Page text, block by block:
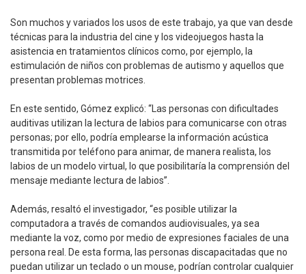
Son muchos y variados los usos de este trabajo, ya que van desde
técnicas para la industria del cine y los videojuegos hasta la
asistencia en tratamientos clínicos como, por ejemplo, la
estimulación de niños con problemas de autismo y aquellos que
presentan problemas motrices.
En este sentido, Gómez explicó: “Las personas con dificultades
auditivas utilizan la lectura de labios para comunicarse con otras
personas; por ello, podría emplearse la información acústica
transmitida por teléfono para animar, de manera realista, los
labios de un modelo virtual, lo que posibilitaría la comprensión del
mensaje mediante lectura de labios”.
Además, resaltó el investigador, “es posible utilizar la
computadora a través de comandos audiovisuales, ya sea
mediante la voz, como por medio de expresiones faciales de una
persona real. De esta forma, las personas discapacitadas que no
puedan utilizar un teclado o un mouse, podrían controlar cualquier